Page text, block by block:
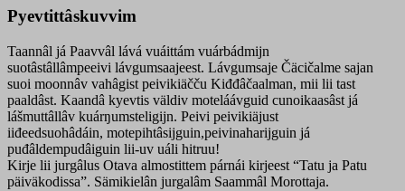
Pyevtittâskuvvim
Taannâl já Paavvâl lává vuáittám vuárbádmijn
suotâstâllâmpeeivi lávgumsaajeest. Lávgumsaje Čäcičalme sajan
suoi moonnâv vahâgist peivikiäčču Kiđđâčaalman, mii lii tast
paaldâst. Kaandâ kyevtis väldiv moteláávguid cunoikaasâst já
lášmuttâllâv kuárŋumsteligijn. Peivi peivikiäjust
iiđeedsuohâdáin, motepihtâsijguin,peivinaharijguin já
puđâldempudâiguin lii-uv uáli hitruu!
Kirje lii jurgâlus Otava almostittem párnái kirjeest “Tatu ja Patu
päiväkodissa”. Sämikielân jurgalâm Saammâl Morottaja.